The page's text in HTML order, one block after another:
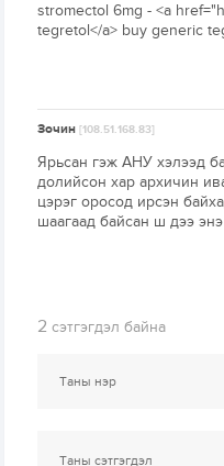
stromectol 6mg - <a
tegretol</a> buy generic
Зочин[108.51.168.83]
Ярьсан гэж АНУ хэлээд
долийсон хар архичин
цэрэг оросод ирсэн
шаагаад байсан ш дээ
2 сэтгэгдэл байна